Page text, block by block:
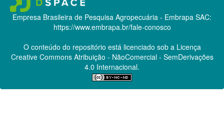
Empresa Brasileira de Pesquisa Agropecuária - Embrapa SAC:
https://www.embrapa.br/fale-conosco
O conteúdo do repositório está licenciado sob a Licença
Creative CommonsAtribuição - NãoComercial - SemDerivações
4.0 Internacional.